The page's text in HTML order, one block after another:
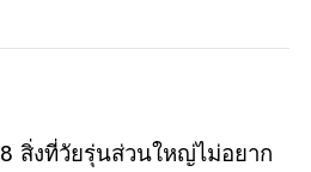
8 สิ่งที่วัยรุ่นส่วนใหญ่ไม่อยาก